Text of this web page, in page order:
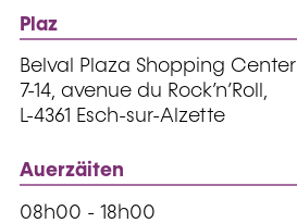
Plaz
Belval Plaza Shopping Center
7-14, avenue du Rock’n’Roll,
L-4361 Esch-sur-Alzette
Auerzäiten
08h00 - 18h00